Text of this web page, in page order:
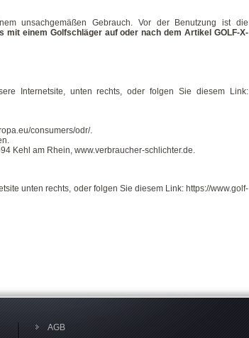
unsachgemäßen Gebrauch. Vor der Benutzung ist die
einem Golfschläger auf oder nach dem Artikel GOLF-X-
Internetsite, unten rechts, oder folgen Sie diesem Link:
consumers/odr/.
Kehl am Rhein, www.verbraucher-schlichter.de.
unten rechts, oder folgen Sie diesem Link: https://www.golf-
AGB